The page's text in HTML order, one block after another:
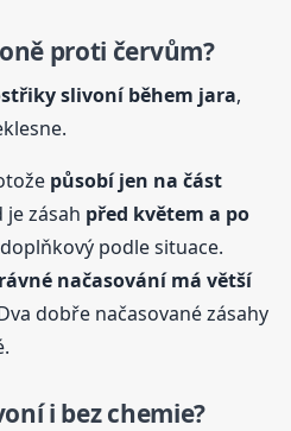
proti červům?
y slivoní během jara,
působí jen na část
je zásah před květem a po
podle situace.
načasování má větší
dobře načasované zásahy
i bez chemie?